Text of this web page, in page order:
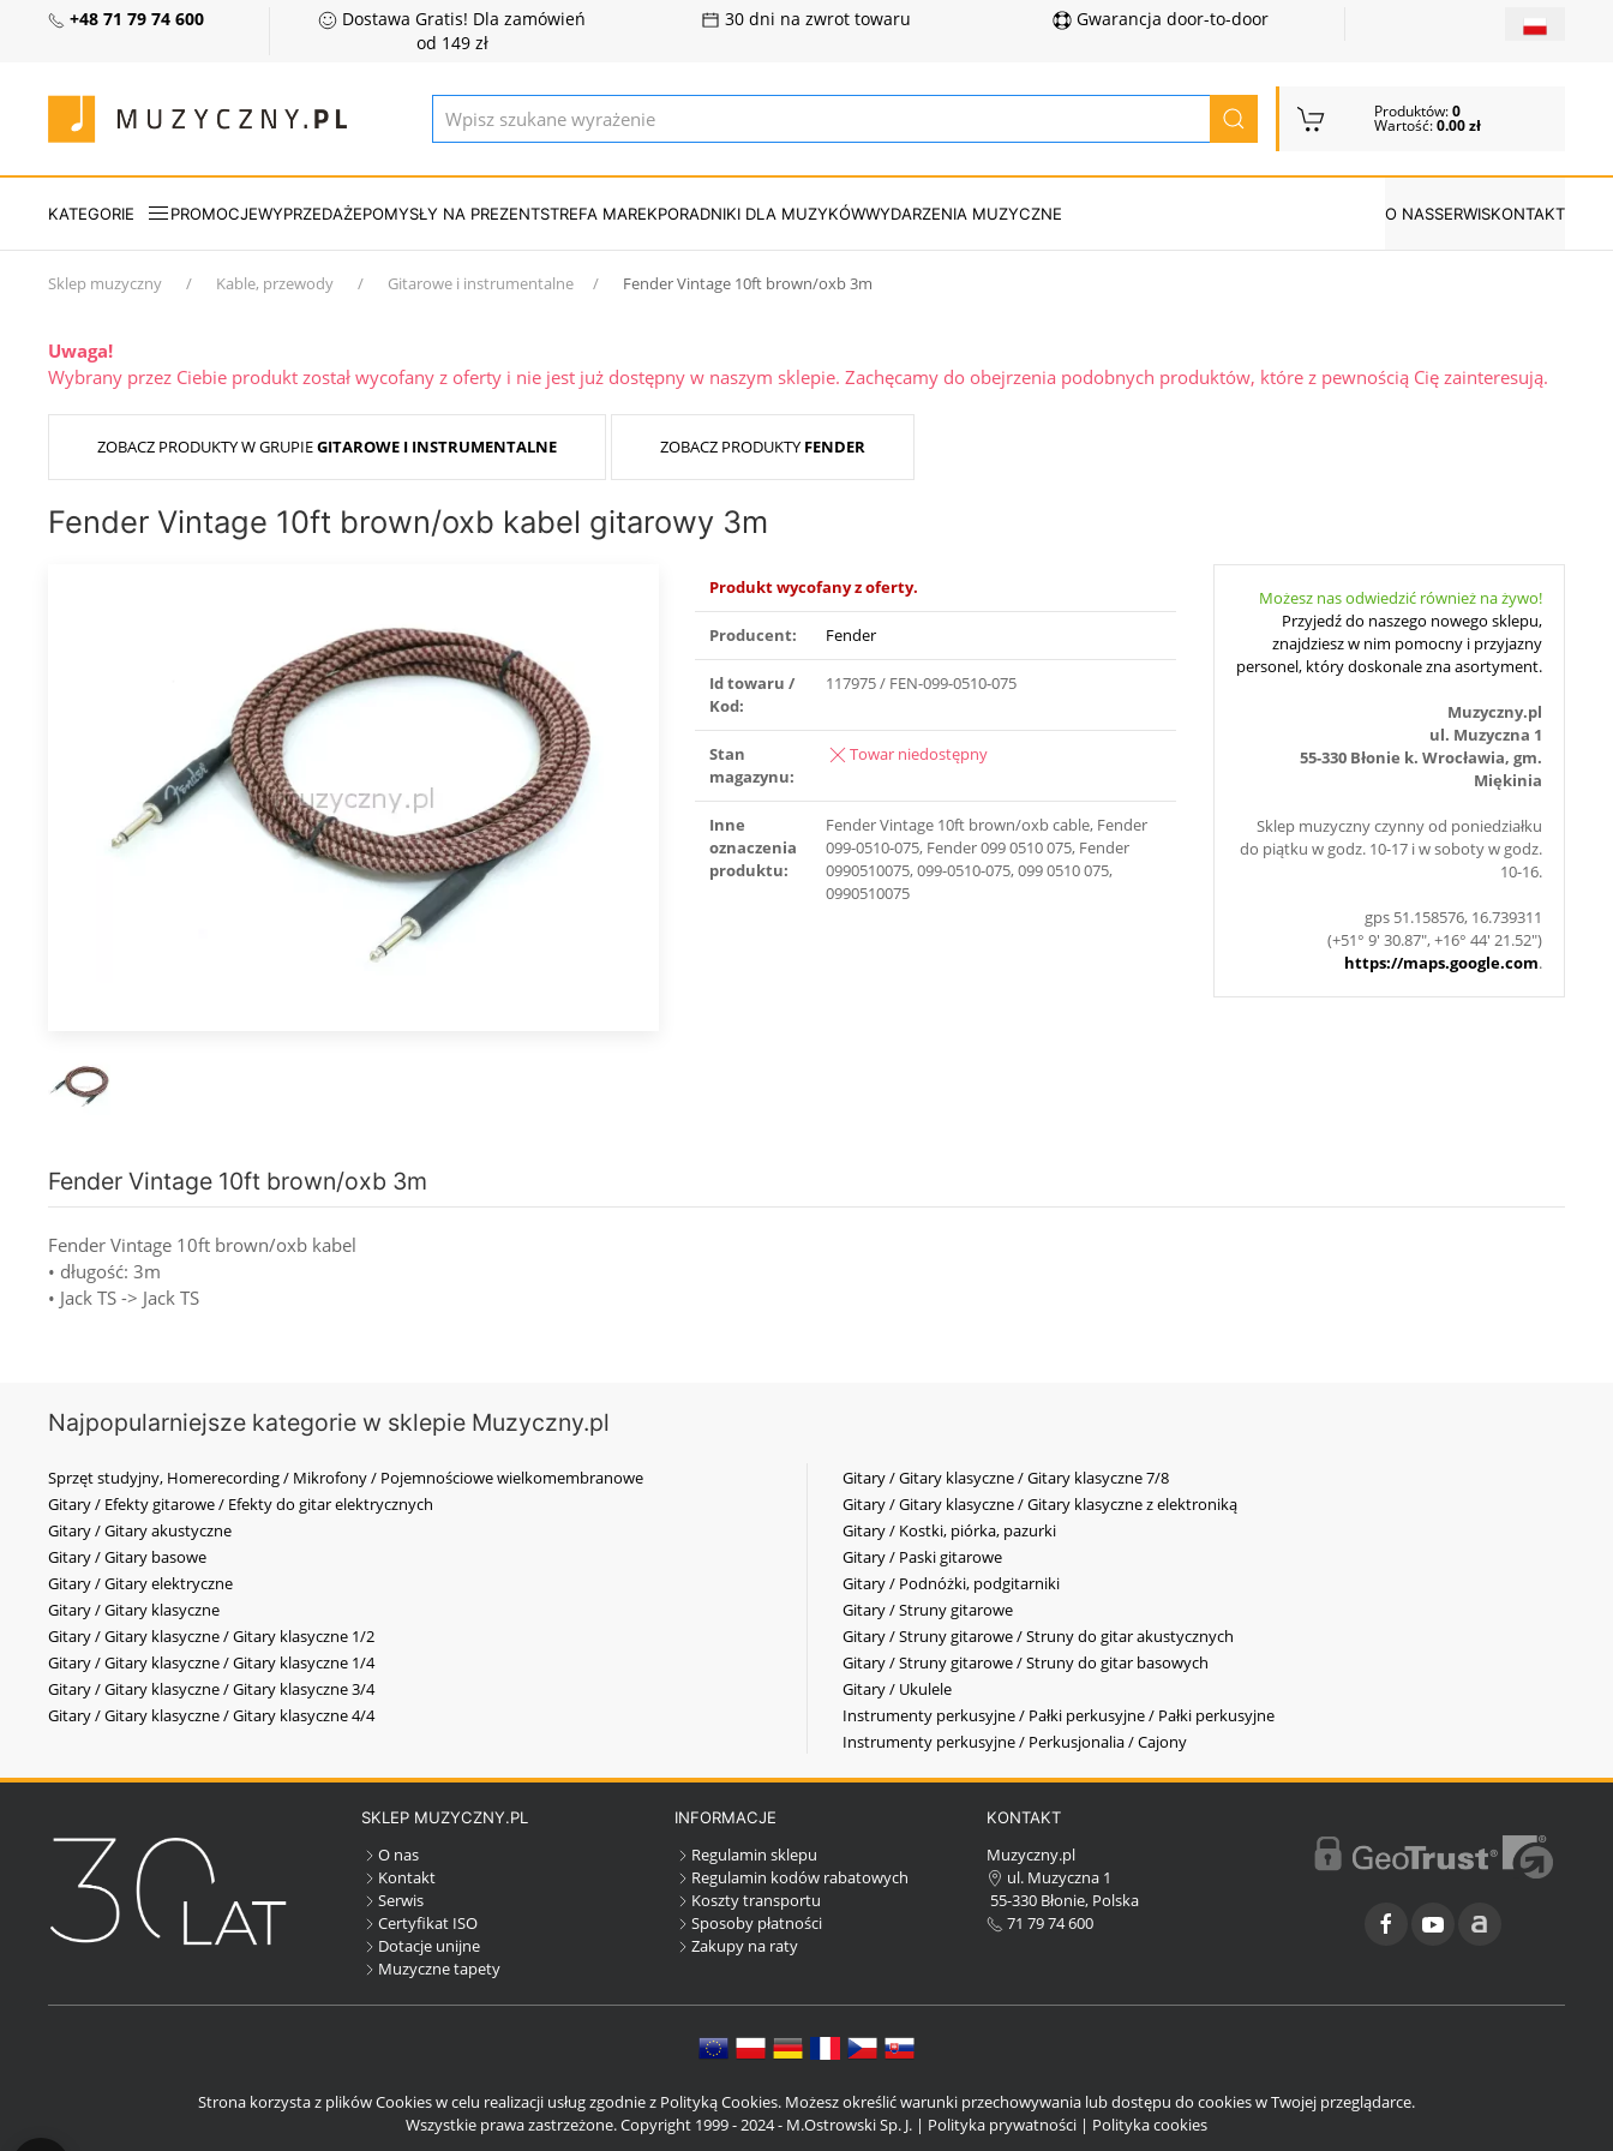
+48 71 79 74 600
Dostawa Gratis! Dla zamówień
od 149 zł
30 dni na zwrot towaru Gwarancja door-to-door
Produktów:0
Wartość:0.00 zł
KATEGORIE PROMOCJEWYPRZEDAŻEPOMYSŁY NA PREZENTSTREFA MAREKPORADNIKI DLA MUZYKÓWWYDARZENIA MUZYCZNE O NASSERWISKONTAKT
Sklep muzyczny Kable, przewody Gitarowe i instrumentalne Fender Vintage 10ft brown/oxb 3m
Uwaga!
Wybrany przez Ciebie produkt został wycofany z oferty i nie jest już dostępny w naszym sklepie. Zachęcamy do obejrzenia podobnych produktów, które z pewnością Cię zainteresują.
ZOBACZ PRODUKTY W GRUPIEGITAROWE I INSTRUMENTALNE ZOBACZ PRODUKTY FENDER
Fender Vintage 10ft brown/oxb kabel gitarowy 3m
Produkt wycofany z oferty.
Producent: Fender
Id towaru /
Kod:
117975 / FEN-099-0510-075
Stan
magazynu:
Towar niedostępny
Inne
oznaczenia
produktu:
Fender Vintage 10ft brown/oxb cable, Fender
099-0510-075, Fender 099 0510 075, Fender
0990510075, 099-0510-075, 099 0510 075,
0990510075
Możesz nas odwiedzić również na żywo!
Przyjedź do naszego nowego sklepu,
znajdziesz w nim pomocny i przyjazny
personel, który doskonale zna asortyment.
Muzyczny.pl
ul. Muzyczna 1
55-330 Błonie k. Wrocławia, gm.
Miękinia
Sklep muzyczny czynny od poniedziałku
do piątku w godz. 10-17 i w soboty w godz.
10-16.
gps 51.158576, 16.739311
(+51° 9' 30.87", +16° 44' 21.52")
https://maps.google.com.
Fender Vintage 10ft brown/oxb 3m
Fender Vintage 10ft brown/oxb kabel
• długość: 3m
• Jack TS -> Jack TS
Najpopularniejsze kategorie w sklepie Muzyczny.pl
Sprzęt studyjny, Homerecording / Mikrofony / Pojemnościowe wielkomembranowe
Gitary / Efekty gitarowe / Efekty do gitar elektrycznych
Gitary / Gitary akustyczne
Gitary / Gitary basowe
Gitary / Gitary elektryczne
Gitary / Gitary klasyczne
Gitary / Gitary klasyczne / Gitary klasyczne 1/2
Gitary / Gitary klasyczne / Gitary klasyczne 1/4
Gitary / Gitary klasyczne / Gitary klasyczne 3/4
Gitary / Gitary klasyczne / Gitary klasyczne 4/4
Gitary / Gitary klasyczne / Gitary klasyczne 7/8
Gitary / Gitary klasyczne / Gitary klasyczne z elektroniką
Gitary / Kostki, piórka, pazurki
Gitary / Paski gitarowe
Gitary / Podnóżki, podgitarniki
Gitary / Struny gitarowe
Gitary / Struny gitarowe / Struny do gitar akustycznych
Gitary / Struny gitarowe / Struny do gitar basowych
Gitary / Ukulele
Instrumenty perkusyjne / Pałki perkusyjne / Pałki perkusyjne
Instrumenty perkusyjne / Perkusjonalia / Cajony
SKLEP MUZYCZNY.PL
O nas
Kontakt
Serwis
Certyfikat ISO
Dotacje unijne
Muzyczne tapety
INFORMACJE
Regulamin sklepu
Regulamin kodów rabatowych
Koszty transportu
Sposoby płatności
Zakupy na raty
KONTAKT
Muzyczny.pl
ul. Muzyczna 1
55-330 Błonie, Polska
71 79 74 600
Strona korzysta z plików Cookies w celu realizacji usług zgodnie z Polityką Cookies. Możesz określić warunki przechowywania lub dostępu do cookies w Twojej przeglądarce.
Wszystkie prawa zastrzeżone. Copyright 1999 - 2024 - M.Ostrowski Sp. J. | Polityka prywatności | Polityka cookies